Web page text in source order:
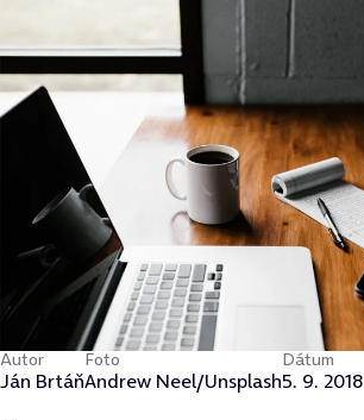
Autor
Ján Brtáň
Foto
Andrew Neel/Unsplash
Dátum
5. 9. 2018